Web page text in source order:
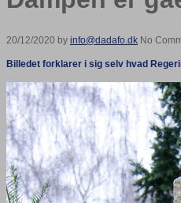
20/12/2020 by info@dadafo.dk No
Billedet forklarer i sig selv hvad